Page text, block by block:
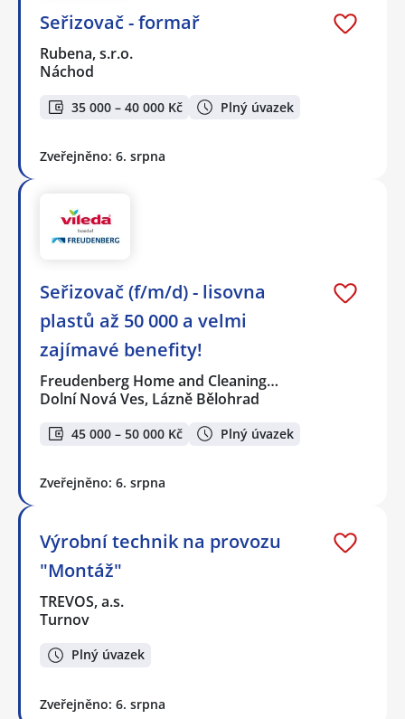
Seřizovač - formař
Rubena, s.r.o.
Náchod
35 000 – 40 000 Kč Plný úvazek
Zveřejněno: 6. srpna
Seřizovač (f/m/d) - lisovna
plastů až 50 000 a velmi
zajímavé benefity!
Freudenberg Home and Cleaning…
Dolní Nová Ves, Lázně Bělohrad
45 000 – 50 000 Kč Plný úvazek
Zveřejněno: 6. srpna
Výrobní technik na provozu
"Montáž"
TREVOS, a.s.
Turnov
Plný úvazek
Zveřejněno: 6. srpna